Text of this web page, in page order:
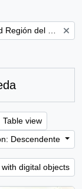
Table view
Descendente
digital objects